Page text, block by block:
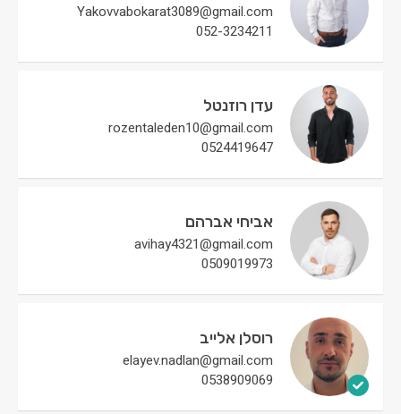
Yakovvabokarat3089@gmail.com
052-3234211
עדן רוזנטל
rozentaleden10@gmail.com
0524419647
אביחי אברהם
avihay4321@gmail.com
0509019973
רוסלן אלייב
elayev.nadlan@gmail.com
0538909069